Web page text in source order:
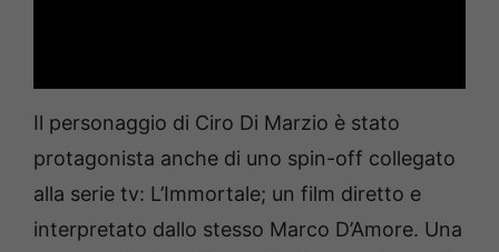
Il personaggio di Ciro Di Marzio è stato
protagonista anche di uno spin-off collegato
alla serie tv: L’Immortale; un film diretto e
interpretato dallo stesso Marco D’Amore. Una